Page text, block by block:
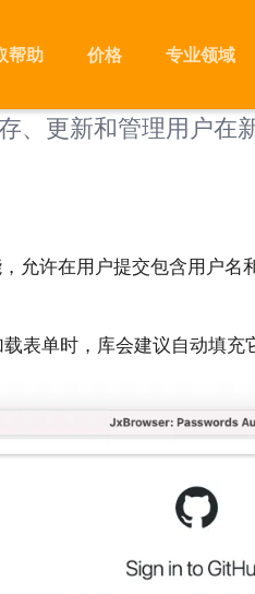
帮助 价格 专业领域
、更新和管理用户在
允许在用户提交包含用户
表单时，库会建议自动填充